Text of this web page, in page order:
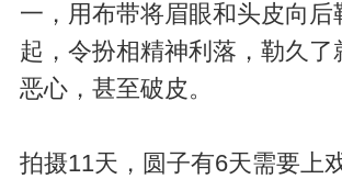
一，用布带将眉眼和头皮向后
起，令扮相精神利落，勒久了
恶心，甚至破皮。
拍摄11天，圆子有6天需要上